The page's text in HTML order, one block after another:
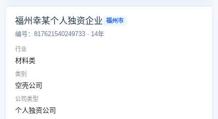
福州幸某个人独资企业 福州市
编号：817621540249733 · 14年
行业
材料类
类别
空壳公司
公司类型
个人独资公司